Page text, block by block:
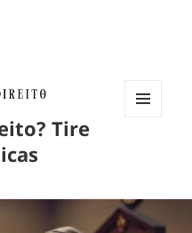
Tire